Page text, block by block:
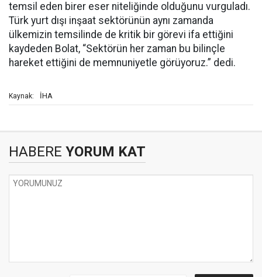
temsil eden birer eser niteliğinde olduğunu vurguladı.
Türk yurt dışı inşaat sektörünün aynı zamanda
ülkemizin temsilinde de kritik bir görevi ifa ettiğini
kaydeden Bolat, “Sektörün her zaman bu bilinçle
hareket ettiğini de memnuniyetle görüyoruz.” dedi.
Kaynak: İHA
HABERE YORUM KAT